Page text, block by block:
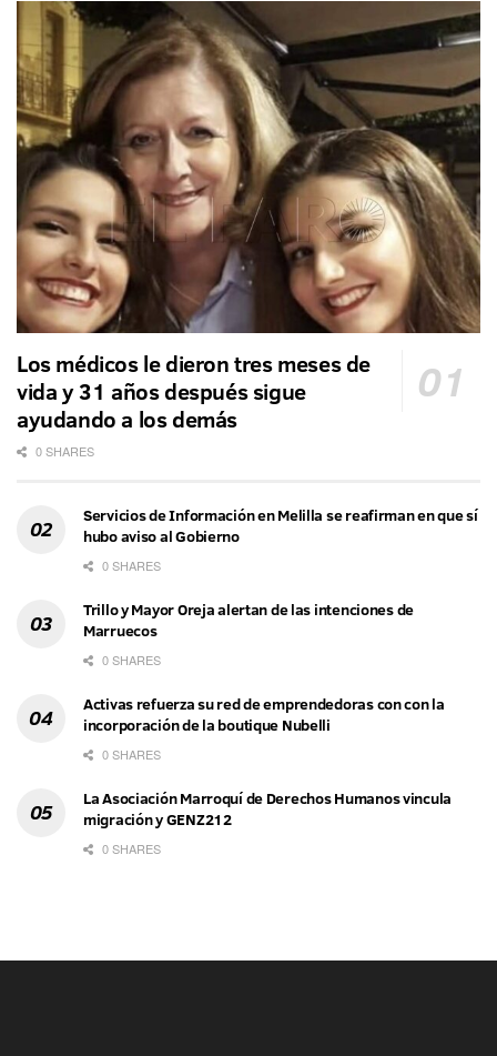
Los médicos le dieron tres meses de
vida y 31 años después sigue
ayudando a los demás
0 SHARES
Servicios de Información en Melilla se reafirman en que sí
hubo aviso al Gobierno
0 SHARES
Trillo y Mayor Oreja alertan de las intenciones de
Marruecos
0 SHARES
Activas refuerza su red de emprendedoras con con la
incorporación de la boutique Nubelli
0 SHARES
La Asociación Marroquí de Derechos Humanos vincula
migración y GENZ212
0 SHARES